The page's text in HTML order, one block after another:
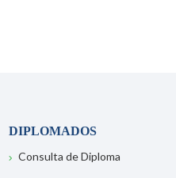
DIPLOMADOS
Consulta de Diploma